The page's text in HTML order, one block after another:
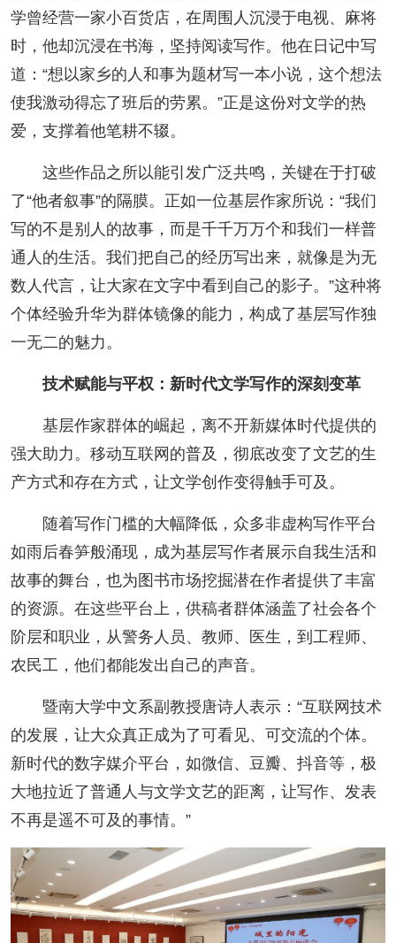
学曾经营一家小百货店，在周围人沉浸于电视、麻将
时，他却沉浸在书海，坚持阅读写作。他在日记中写
道：“想以家乡的人和事为题材写一本小说，这个想法
使我激动得忘了班后的劳累。”正是这份对文学的热
爱，支撑着他笔耕不辍。
这些作品之所以能引发广泛共鸣，关键在于打破
了“他者叙事”的隔膜。正如一位基层作家所说：“我们
写的不是别人的故事，而是千千万万个和我们一样普
通人的生活。我们把自己的经历写出来，就像是为无
数人代言，让大家在文字中看到自己的影子。”这种将
个体经验升华为群体镜像的能力，构成了基层写作独
一无二的魅力。
技术赋能与平权：新时代文学写作的深刻变革
基层作家群体的崛起，离不开新媒体时代提供的
强大助力。移动互联网的普及，彻底改变了文艺的生
产方式和存在方式，让文学创作变得触手可及。
随着写作门槛的大幅降低，众多非虚构写作平台
如雨后春笋般涌现，成为基层写作者展示自我生活和
故事的舞台，也为图书市场挖掘潜在作者提供了丰富
的资源。在这些平台上，供稿者群体涵盖了社会各个
阶层和职业，从警务人员、教师、医生，到工程师、
农民工，他们都能发出自己的声音。
暨南大学中文系副教授唐诗人表示：“互联网技术
的发展，让大众真正成为了可看见、可交流的个体。
新时代的数字媒介平台，如微信、豆瓣、抖音等，极
大地拉近了普通人与文学文艺的距离，让写作、发表
不再是遥不可及的事情。”